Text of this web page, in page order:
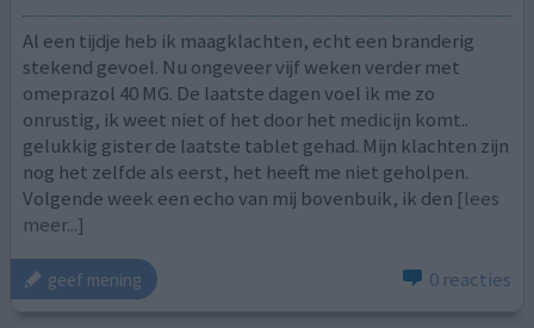
Al een tijdje heb ik maagklachten, echt een branderig
stekend gevoel. Nu ongeveer vijf weken verder met
omeprazol 40 MG. De laatste dagen voel ik me zo
onrustig, ik weet niet of het door het medicijn komt..
gelukkig gister de laatste tablet gehad. Mijn klachten zijn
nog het zelfde als eerst, het heeft me niet geholpen.
Volgende week een echo van mij bovenbuik, ik den [lees
meer...]
geef mening 0 reacties